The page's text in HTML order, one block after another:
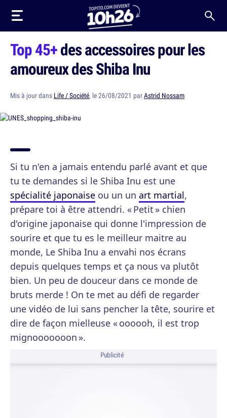
Top 45+des accessoires pour les
amoureux des Shiba Inu
Mis à jour dans Life / Société, le 26/08/2021 parAstrid Nossam
Si tu n'en a jamais entendu parlé avant et que
tu te demandes si le Shiba Inu est une
spécialité japonaise ou un un art martial,
prépare toi à être attendri. « Petit » chien
d'origine japonaise qui donne l'impression de
sourire et que tu es le meilleur maitre au
monde, Le Shiba Inu a envahi nos écrans
depuis quelques temps et ça nous va plutôt
bien. Un peu de douceur dans ce monde de
bruts merde ! On te met au défi de regarder
une vidéo de lui sans pencher la tête, sourire et
dire de façon mielleuse « oooooh, il est trop
mignooooooon ».
Publicité